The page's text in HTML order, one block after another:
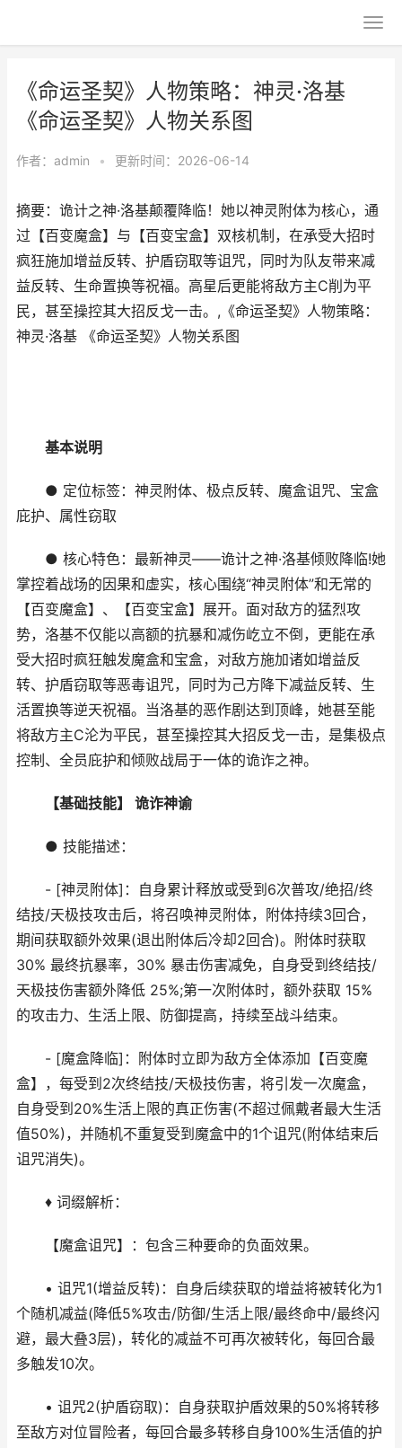
《命运圣契》人物策略：神灵·洛基
《命运圣契》人物关系图
作者： admin • 更新时间：2026-06-14
摘要：诡计之神·洛基颠覆降临！她以神灵附体为核心，通
过【百变魔盒】与【百变宝盒】双核机制，在承受大招时
疯狂施加增益反转、护盾窃取等诅咒，同时为队友带来减
益反转、生命置换等祝福。高星后更能将敌方主C削为平
民，甚至操控其大招反戈一击。,《命运圣契》人物策略：
神灵·洛基 《命运圣契》人物关系图
基本说明
● 定位标签：神灵附体、极点反转、魔盒诅咒、宝盒
庇护、属性窃取
● 核心特色：最新神灵——诡计之神·洛基倾败降临!她
掌控着战场的因果和虚实，核心围绕“神灵附体”和无常的
【百变魔盒】、【百变宝盒】展开。面对敌方的猛烈攻
势，洛基不仅能以高额的抗暴和减伤屹立不倒，更能在承
受大招时疯狂触发魔盒和宝盒，对敌方施加诸如增益反
转、护盾窃取等恶毒诅咒，同时为己方降下减益反转、生
活置换等逆天祝福。当洛基的恶作剧达到顶峰，她甚至能
将敌方主C沦为平民，甚至操控其大招反戈一击，是集极点
控制、全员庇护和倾败战局于一体的诡诈之神。
【基础技能】 诡诈神谕
● 技能描述：
- [神灵附体]：自身累计释放或受到6次普攻/绝招/终
结技/天极技攻击后，将召唤神灵附体，附体持续3回合，
期间获取额外效果(退出附体后冷却2回合)。附体时获取
30% 最终抗暴率，30% 暴击伤害减免，自身受到终结技/
天极技伤害额外降低 25%;第一次附体时，额外获取 15%
的攻击力、生活上限、防御提高，持续至战斗结束。
- [魔盒降临]：附体时立即为敌方全体添加【百变魔
盒】，每受到2次终结技/天极技伤害，将引发一次魔盒，
自身受到20%生活上限的真正伤害(不超过佩戴者最大生活
值50%)，并随机不重复受到魔盒中的1个诅咒(附体结束后
诅咒消失)。
♦ 词缀解析：
【魔盒诅咒】：包含三种要命的负面效果。
• 诅咒1(增益反转)：自身后续获取的增益将被转化为1
个随机减益(降低5%攻击/防御/生活上限/最终命中/最终闪
避，最大叠3层)，转化的减益不可再次被转化，每回合最
多触发10次。
• 诅咒2(护盾窃取)：自身获取护盾效果的50%将转移
至敌方对位冒险者，每回合最多转移自身100%生活值的护